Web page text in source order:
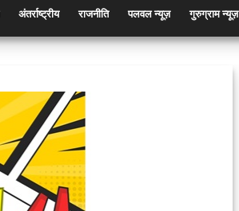
अंतर्राष्ट्रीय राजनीति पलवल न्यूज़ गुरुग्राम न्यूज़